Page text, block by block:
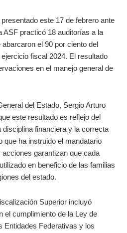
este 17 de febrero ante
ASF practicó 18 auditorías a la
el 90 por ciento del
fiscal 2024. El resultado
en el manejo general de
del Estado, Sergio Arturo
este resultado es reflejo del
financiera y la correcta
que ha instruido el mandatario
garantizan que cada
en beneficio de las familias
del estado.
Superior incluyó
el cumplimiento de la Ley de
Entidades Federativas y los